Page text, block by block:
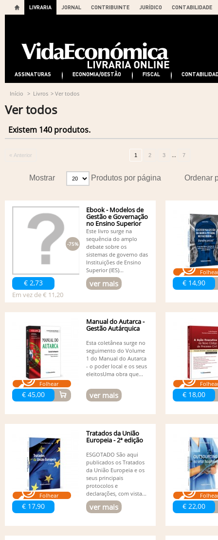
LIVRARIA JORNAL CONTRIBUINTE JURÍDICO CONTABILIDADE
ASSINATURAS ECONOMIA/GESTÃO FISCAL
Início > Livros > Ver todos
Ver todos
Existem 140 produtos.
« Anterior 1 2 3 ... 7
Ordenar
Mostrar Produtos por página
€ 2,73
Em vez de € 11,20
-75%
Ebook - Modelos de
Gestão e Governação
no Ensino Superior
Este livro surge na
sequência do amplo
debate sobre os
sistemas de governo das
Instituições de Ensino
Superior (IES)...
ver mais € 14,90
Folhear
€ 45,00
Manual do Autarca -
Gestão Autárquica
Esta coletânea surge no
seguimento do Volume
1 do Manual do Autarca
- o poder local e os seus
eleitosUma obra que...
ver mais € 18,00
Folhear
€ 17,90
Tratados da União
Europeia - 2ª edição
ESGOTADO São aqui
publicados os Tratados
da União Europeia e os
seus principais
protocolos e
declarações, com vista...
ver mais € 22,00